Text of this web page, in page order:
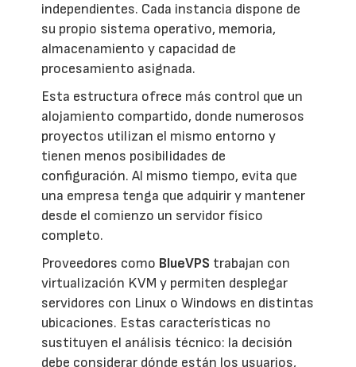
independientes. Cada instancia dispone de
su propio sistema operativo, memoria,
almacenamiento y capacidad de
procesamiento asignada.
Esta estructura ofrece más control que un
alojamiento compartido, donde numerosos
proyectos utilizan el mismo entorno y
tienen menos posibilidades de
configuración. Al mismo tiempo, evita que
una empresa tenga que adquirir y mantener
desde el comienzo un servidor físico
completo.
Proveedores como BlueVPS trabajan con
virtualización KVM y permiten desplegar
servidores con Linux o Windows en distintas
ubicaciones. Estas características no
sustituyen el análisis técnico: la decisión
debe considerar dónde están los usuarios,